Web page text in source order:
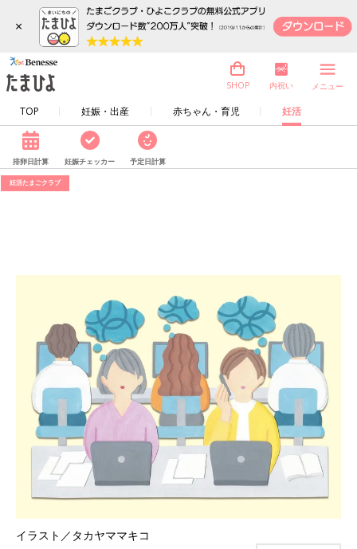
×
TOP 妊娠・出産 赤ちゃん・育児 妊活
SHOP 内祝い メニュー
排卵日計算 妊娠チェッカー 予定日計算
妊活たまごクラブ
イラスト／タカヤママキコ